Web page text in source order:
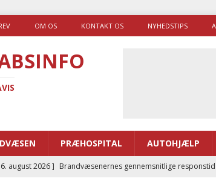
OM OS KONTAKT OS NYHEDSTIPS
PRÆHOSPITAL AUTOHJÆLP
august 2026 ] Brandvæsenernes gennemsnitlige